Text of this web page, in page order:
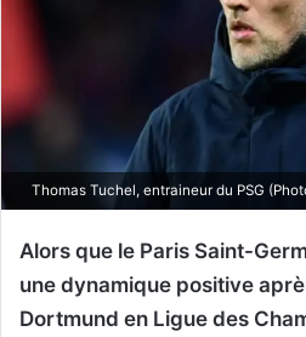
Thomas Tuchel, entraineur du PSG
Alors que le Paris Saint-
une dynamique positive
Dortmund en Ligue des